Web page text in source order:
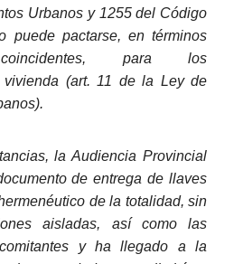
Urbanos y 1255 del Código
puede pactarse, en términos
coincidentes, para los
vivienda (art. 11 de la Ley de
la Audiencia Provincial
de entrega de llaves
de la totalidad, sin
aisladas, así como las
y ha llegado a la